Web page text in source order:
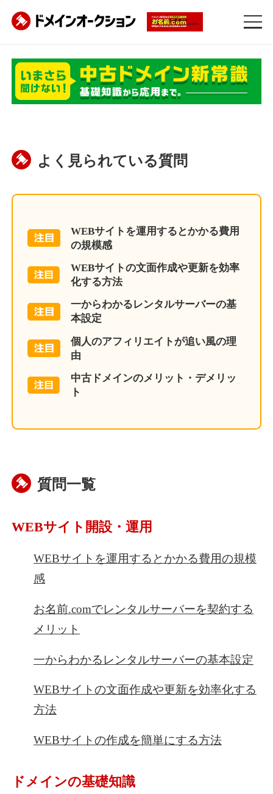
よく見られている質問
WEBサイトを運用するとかかる費用
の規模感
WEBサイトの文面作成や更新を効率
化する方法
一からわかるレンタルサーバーの基
本設定
個人のアフィリエイトが追い風の理
由
中古ドメインのメリット・デメリッ
ト
質問一覧
WEBサイト開設・運用
WEBサイトを運用するとかかる費用の規模
感
お名前.comでレンタルサーバーを契約する
メリット
一からわかるレンタルサーバーの基本設定
WEBサイトの文面作成や更新を効率化する
方法
WEBサイトの作成を簡単にする方法
ドメインの基礎知識